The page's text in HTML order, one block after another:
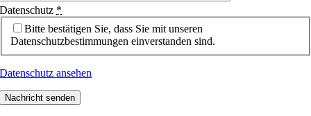
Datenschutz *
Bitte bestätigen Sie, dass Sie mit unseren
Datenschutzbestimmungen einverstanden sind.
Datenschutz ansehen
Nachricht senden